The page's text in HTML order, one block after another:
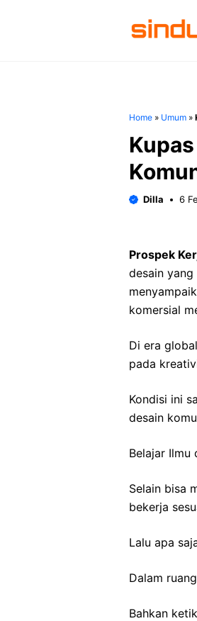
Home » Umum »
Dilla 6
Prospek
desain
komersial
Di era
pada
Kondisi ini
desain
Belajar Ilmu
Selain bisa
bekerja
Lalu apa
Dalam
Bahkan